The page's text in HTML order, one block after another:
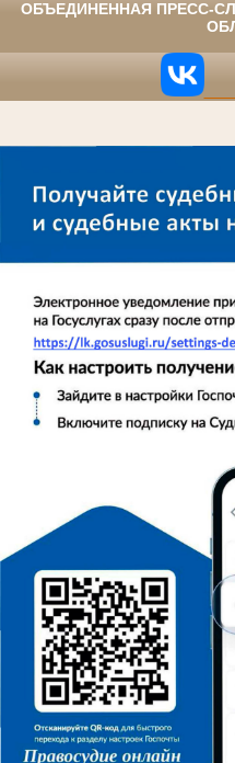
ОБЪЕДИНЕННАЯ ПРЕСС-